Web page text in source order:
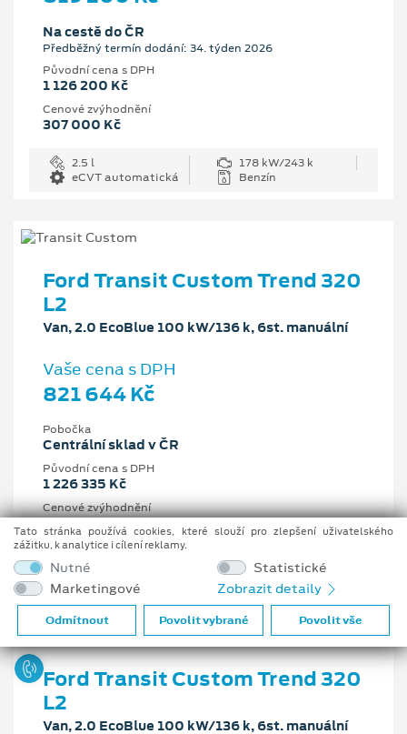
Na cestě do ČR
Předběžný termín dodání: 34. týden 2026
Původní cena s DPH
1 126 200 Kč
Cenové zvýhodnění
307 000 Kč
2.5 l
178 kW/243 k
eCVT automatická
Benzín
Ford Transit Custom Trend 320
L2
Van, 2.0 EcoBlue 100 kW/136 k, 6st. manuální
Vaše cena s DPH
821 644 Kč
Pobočka
Centrální sklad v ČR
Původní cena s DPH
1 226 335 Kč
Cenové zvýhodnění
404 691 Kč
100 kW/136 k
6st. manuální
Nafta
Ford Transit Custom Trend 320
L2
Van, 2.0 EcoBlue 100 kW/136 k, 6st. manuální
Tato stránka používá cookies, které slouží pro zlepšení uživatelského
zážitku, k analytice i cílení reklamy.
Nutné
Statistické
Marketingové
Zobrazit detaily
Odmítnout Povolit vybrané Povolit vše